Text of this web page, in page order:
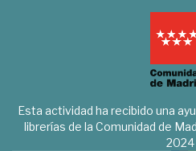
Esta actividad ha recibido una
librerías de la Comunidad de
2024